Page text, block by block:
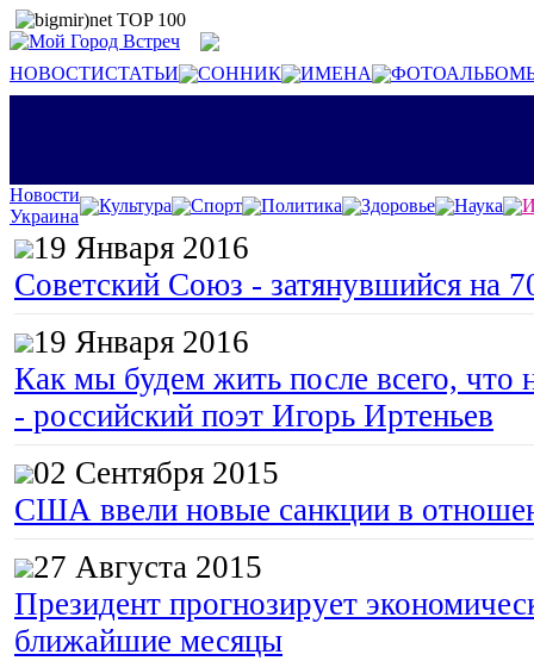
НОВОСТИСТАТЬИ СОННИК ИМЕНА
Новости
Украина
Культура Спорт Политика Здоровье Наука
19 Января 2016
Советский Союз - затянувшийся на
19 Января 2016
Как мы будем жить после всего, что
- российский поэт Игорь Иртеньев
02 Сентября 2015
США ввели новые санкции в
27 Августа 2015
Президент прогнозирует
ближайшие месяцы